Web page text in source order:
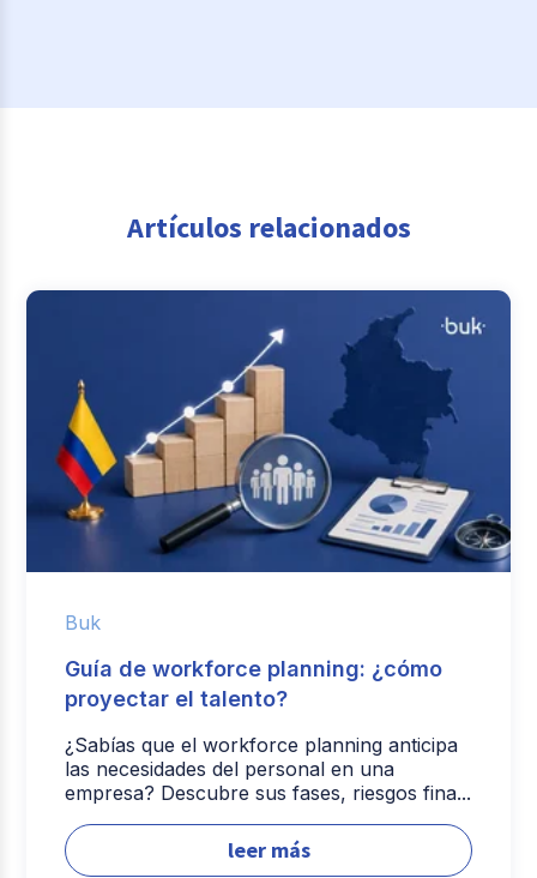
Artículos relacionados
Buk
Guía de workforce planning: ¿cómo
proyectar el talento?
¿Sabías que el workforce planning anticipa
las necesidades del personal en una
empresa? Descubre sus fases, riesgos fina...
leer más